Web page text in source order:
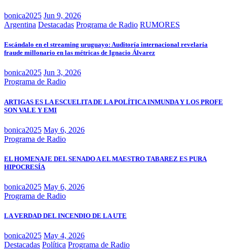
bonica2025 Jun 9, 2026
Argentina Destacadas Programa de Radio RUMORES
Escándalo en el streaming uruguayo: Auditoría internacional revelaría
fraude millonario en las métricas de Ignacio Álvarez
bonica2025 Jun 3, 2026
Programa de Radio
ARTIGAS ES LA ESCUELITA DE LA POLÍTICA INMUNDA Y LOS PROFE
SON VALE Y EMI
bonica2025 May 6, 2026
Programa de Radio
EL HOMENAJE DEL SENADO A EL MAESTRO TABAREZ ES PURA
HIPOCRESÍA
bonica2025 May 6, 2026
Programa de Radio
LA VERDAD DEL INCENDIO DE LA UTE
bonica2025 May 4, 2026
Destacadas Política Programa de Radio